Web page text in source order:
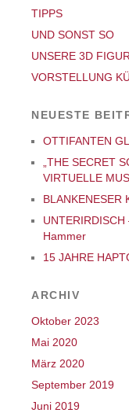
TIPPS
UND SONST SO
UNSERE 3D
VORSTELLUNG
NEUESTE
OTTIFANTEN
„THE SECRET
VIRTUELLE
BLANKENESER
Hammer
15 JAHRE
ARCHIV
Oktober 2023
Mai 2020
März 2020
September 2019
Juni 2019